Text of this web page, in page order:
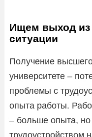
Ищем выход
ситуации
Получение
университете –
проблемы с
опыта работы.
– больше опыта, но
трудоустройством